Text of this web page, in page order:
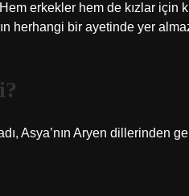
erkekler hem de kızlar için
herhangi bir ayetinde yer
Asya’nın Aryen dillerinden